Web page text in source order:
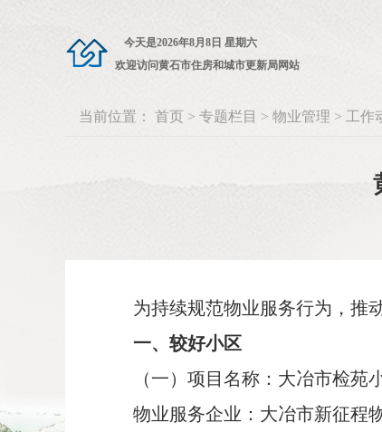
今天是2026年8月8日 星期六
欢迎访问黄石市住房和城市更新局网站
当前位置： 首页 > 专题栏目 > 物业管理 > 工作
为持续规范物业服务行为，推
一、较好小区
（一）项目名称：大冶市检苑
物业服务企业：大冶市新征程